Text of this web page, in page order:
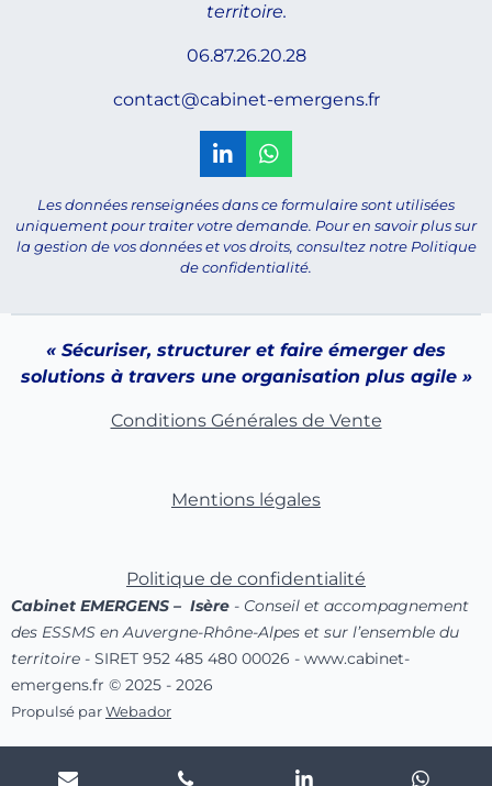
territoire.
06.87.26.20.28
contact@cabinet-emergens.fr
L
i
n
k
e
d
W
h
a
t
s
A
Les données renseignées dans ce formulaire sont utilisées
uniquement pour traiter votre demande. Pour en savoir plus sur
la gestion de vos données et vos droits, consultez notre Politique
de confidentialité.
« Sécuriser, structurer et faire émerger des
solutions à travers une organisation plus agile »
Conditions Générales de Vente
Mentions légales
Politique de confidentialité
Cabinet EMERGENS – Isère - Conseil et accompagnement
des ESSMS en Auvergne-Rhône-Alpes et sur l’ensemble du
territoire - SIRET 952 485 480 00026 - www.cabinet-
emergens.fr © 2025 - 2026
Propulsé parWebador